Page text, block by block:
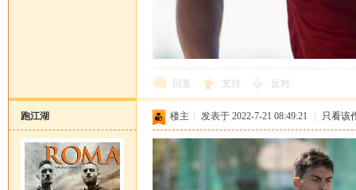
回复 支持 反对
跑江湖 楼主 发表于 2022-7-21 08:49:21 只看该